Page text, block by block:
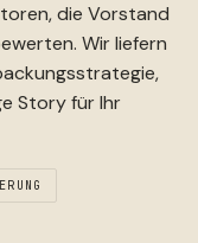
die Vorstand
Wir liefern
Story für Ihr